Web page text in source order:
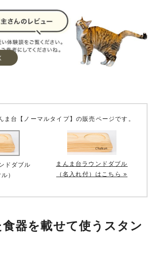
ま台【ノーマルタイプ】の販売ページです。
ドダブル
）
まんま台ラウンドダブル
（名入れ付）はこちら »
器を載せて使うスタン